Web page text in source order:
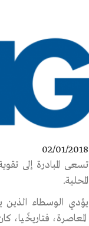
02/01/2018
تسعى المبادرة إلى
المحلية.
يؤدي الوسطاء الذين
المعاصرة، فتاريخًيا،